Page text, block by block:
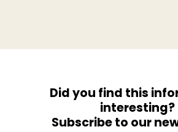
Did you find this
interesting?
Subscribe to our